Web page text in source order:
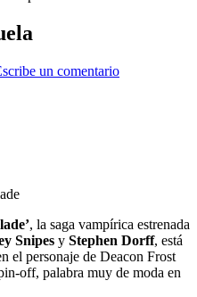
un comentario
, la saga vampírica estrenada
Snipes y Stephen Dorff, está
el personaje de Deacon Frost
off, palabra muy de moda en